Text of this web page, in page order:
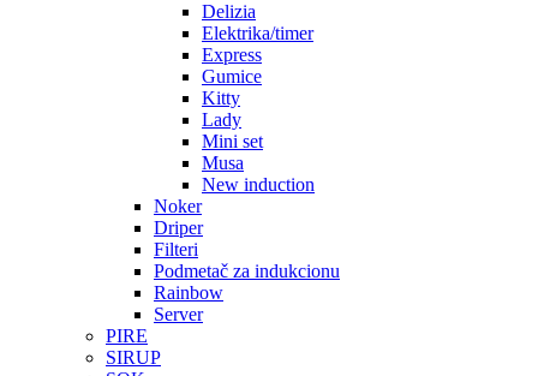
Delizia
Elektrika/timer
Express
Gumice
Kitty
Lady
Mini set
Musa
New induction
Noker
Driper
Filteri
Podmetač za indukcionu
Rainbow
Server
PIRE
SIRUP